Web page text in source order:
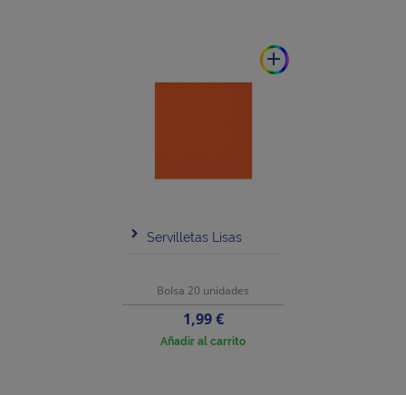
add
Servilletas Lisas
Bolsa 20 unidades
Precio
1,99 €
Añadir al carrito